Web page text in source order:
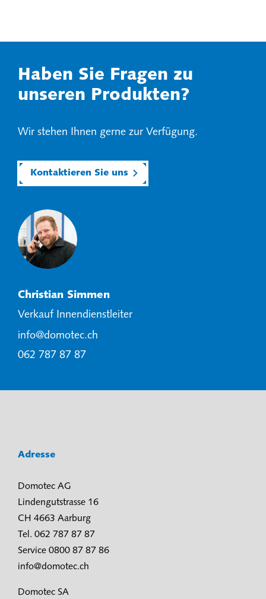
Haben Sie Fragen zu
unseren Produkten?
Wir stehen Ihnen gerne zur Verfügung.
Kontaktieren Sie uns
Christian Simmen
Verkauf Innendienstleiter
info@domotec.ch
062 787 87 87
Adresse
Domotec AG
Lindengutstrasse 16
CH 4663 Aarburg
Tel. 062 787 87 87
Service 0800 87 87 86
info@domotec.ch
Domotec SA